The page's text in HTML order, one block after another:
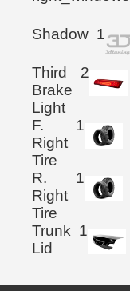
Shadow 1
Third
Brake
Light
2
F.
Right
Tire
1
R.
Right
Tire
1
Trunk
Lid
1